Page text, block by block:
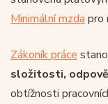
Minimální mzda pro
Zákoník práce
složitosti,
obtížnosti